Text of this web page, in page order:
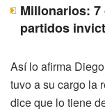
Millonarios: 7
partidos
Así lo afirma
tuvo a su cargo la
dice que lo tiene